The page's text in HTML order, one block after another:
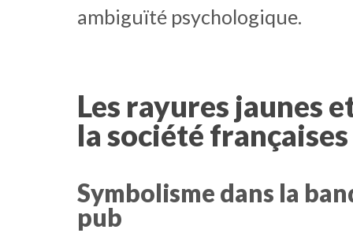
ambiguïté psychologique.
Les rayures jaunes
la société françaises
Symbolisme dans la
pub